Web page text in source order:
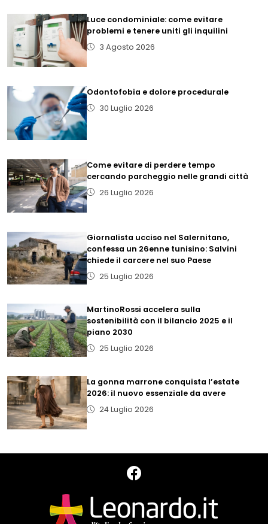
Luce condominiale: come evitare
problemi e tenere uniti gli inquilini
3 Agosto 2026
Odontofobia e dolore procedurale
30 Luglio 2026
Come evitare di perdere tempo
cercando parcheggio nelle grandi città
26 Luglio 2026
Giornalista ucciso nel Salernitano,
confessa un 26enne tunisino: Salvini
chiede il carcere nel suo Paese
25 Luglio 2026
MartinoRossi accelera sulla
sostenibilità con il bilancio 2025 e il
piano 2030
25 Luglio 2026
La gonna marrone conquista l’estate
2026: il nuovo essenziale da avere
24 Luglio 2026